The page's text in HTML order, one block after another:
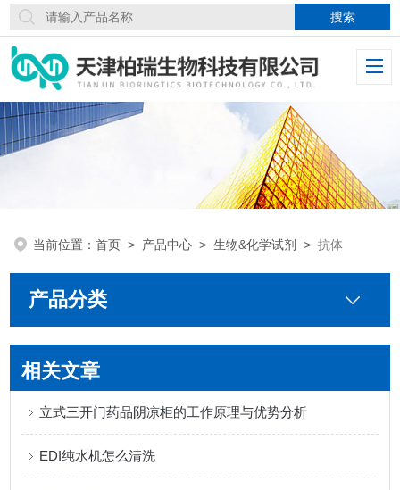
当前位置：首页 > 产品中心 >生物&化学试剂 >抗体
产品分类
相关文章
立式三开门药品阴凉柜的工作原理与优势分析
EDI纯水机怎么清洗